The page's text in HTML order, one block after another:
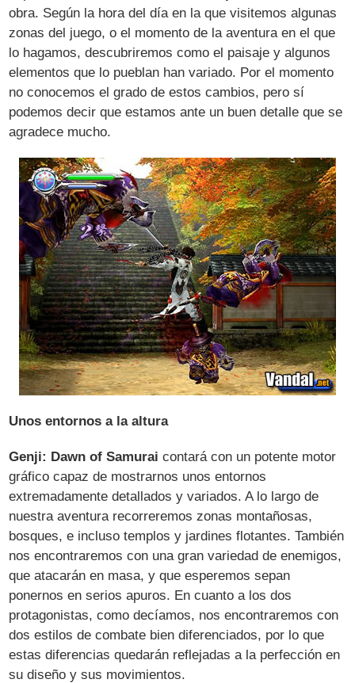
obra. Según la hora del día en la que visitemos algunas
zonas del juego, o el momento de la aventura en el que
lo hagamos, descubriremos como el paisaje y algunos
elementos que lo pueblan han variado. Por el momento
no conocemos el grado de estos cambios, pero sí
podemos decir que estamos ante un buen detalle que se
agradece mucho.
Unos entornos a la altura
Genji: Dawn of Samurai contará con un potente motor
gráfico capaz de mostrarnos unos entornos
extremadamente detallados y variados. A lo largo de
nuestra aventura recorreremos zonas montañosas,
bosques, e incluso templos y jardines flotantes. También
nos encontraremos con una gran variedad de enemigos,
que atacarán en masa, y que esperemos sepan
ponernos en serios apuros. En cuanto a los dos
protagonistas, como decíamos, nos encontraremos con
dos estilos de combate bien diferenciados, por lo que
estas diferencias quedarán reflejadas a la perfección en
su diseño y sus movimientos.